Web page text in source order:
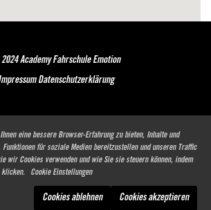
Academy Fahrschule Emotion
Datenschutzerklärung
eine bessere Browser-Erfahrung zu bieten, Inhalte und
für soziale Medien bereitzustellen und unseren Traffic
wir Cookies verwenden und wie Sie sie steuern können, indem
klicken.
Cookie Einstellungen
Cookies ablehnen Cookies akzeptieren